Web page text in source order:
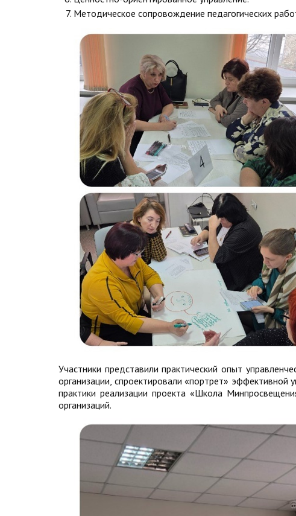
Методическое сопровождение педагогических
Участники представили практический опыт
организации, спроектировали «портрет»
практики реализации проекта «Школа
организаций.